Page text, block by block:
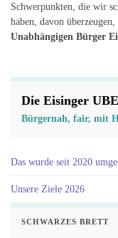
Schwerpunkten, die wir
haben, davon überzeugen,
Unabhängigen Bürger
Die Eisinger
Bürgernah, fair, mit
Das wurde seit 2020
Unsere Ziele 2026
SCHWARZES BRETT